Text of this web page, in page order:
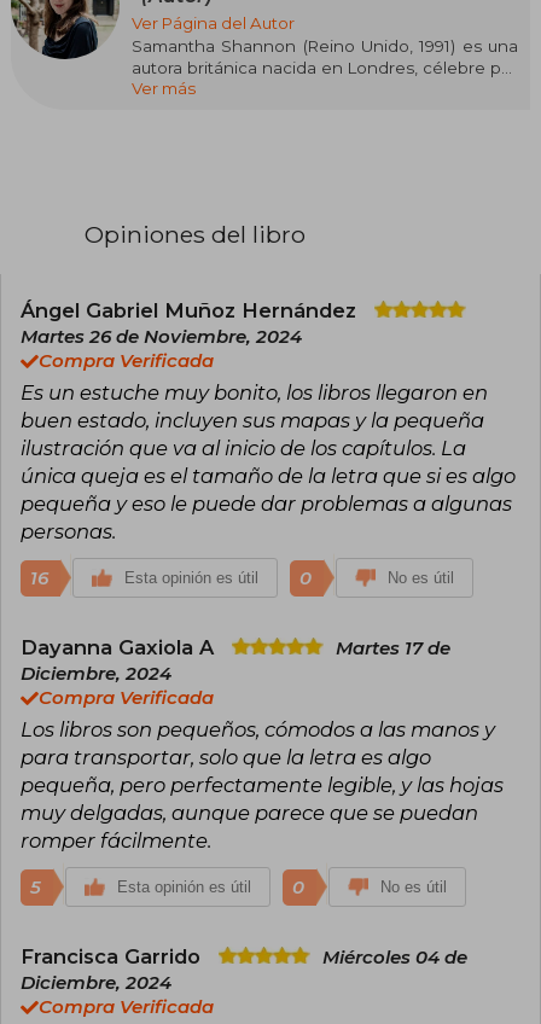
Ver Página del Autor
Samantha Shannon (Reino Unido, 1991) es una
autora británica nacida en Londres, célebre por
sus novelas de fantasía y ciencia ficción. Su obra
traducidos a más de veinte idiomas y han
Lengua y Literatura Inglesa en la Universidad de
Oxford y reside en Londres.
Ver más
Opiniones del libro
Ángel Gabriel Muñoz Hernández
Martes 26 de Noviembre, 2024
Compra Verificada
Es un estuche muy bonito, los libros llegaron en
buen estado, incluyen sus mapas y la pequeña
ilustración que va al inicio de los capítulos. La
única queja es el tamaño de la letra que si es algo
pequeña y eso le puede dar problemas a algunas
personas.
16 Esta opinión es útil 0 No es útil
Dayanna Gaxiola A
Martes 17 de
Diciembre, 2024
Compra Verificada
Los libros son pequeños, cómodos a las manos y
para transportar, solo que la letra es algo
pequeña, pero perfectamente legible, y las hojas
muy delgadas, aunque parece que se puedan
romper fácilmente.
5 Esta opinión es útil 0 No es útil
Francisca Garrido
Miércoles 04 de
Diciembre, 2024
Compra Verificada